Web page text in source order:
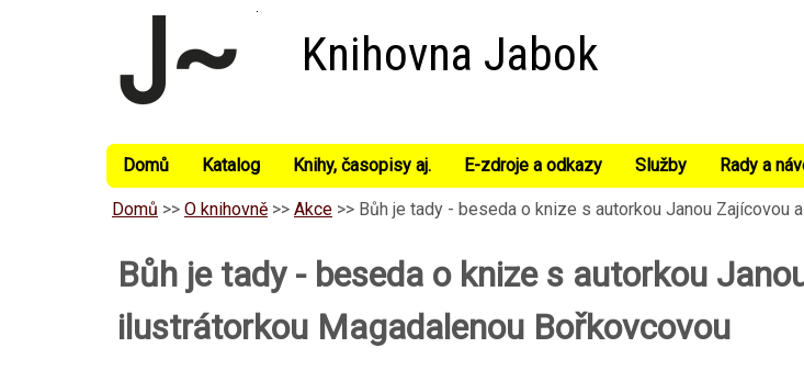
Knihovna Jabok
Domů Katalog Knihy, časopisy aj. E-zdroje a odkazy Služby Rady a
Domů >> O knihovně >> Akce >> Bůh je tady - beseda o knize s autorkou Janou Zajícovou
Bůh je tady - beseda o knize s autorkou
ilustrátorkou Magadalenou Bořkovcovou